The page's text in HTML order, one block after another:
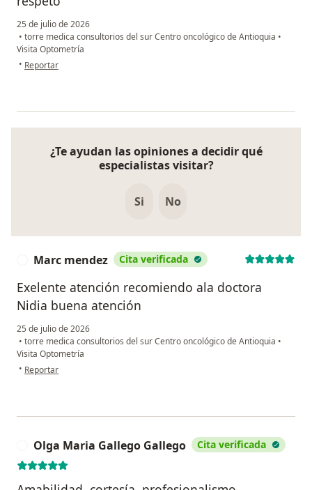
25 de julio de 2026
• torre medica consultorios del sur Centro oncológico de Antioquia •
Visita Optometría
• en opinión del usuario Liana
Reportar
¿Te ayudan las opiniones a decidir qué
especialistas visitar?
Si No
Marc mendez Cita verificada
Exelente atención recomiendo ala doctora
Nidia buena atención
25 de julio de 2026
• torre medica consultorios del sur Centro oncológico de Antioquia •
Visita Optometría
• en opinión del usuario Marc mendez
Reportar
Olga Maria Gallego Gallego Cita verificada